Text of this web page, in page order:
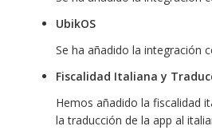
UbikOS
Se ha añadido la integración
Fiscalidad Italiana y
Hemos añadido la fiscalidad
la traducción de la app al